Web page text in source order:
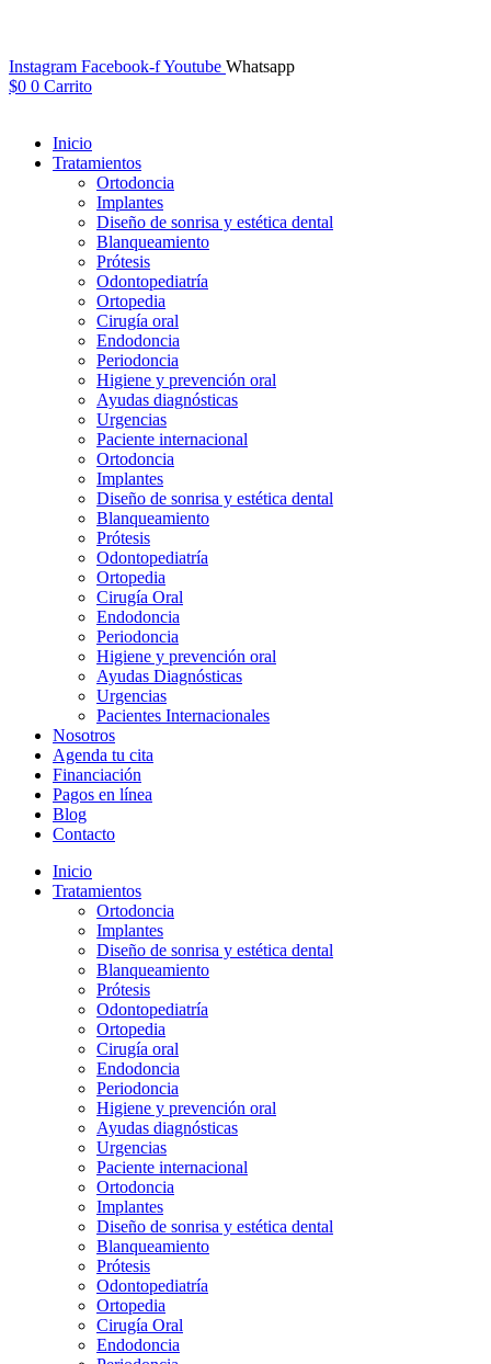
Instagram Facebook-fYoutube Whatsapp
$0 0 Carrito
Inicio
Tratamientos
Ortodoncia
Implantes
Diseño de sonrisa y estética dental
Blanqueamiento
Prótesis
Odontopediatría
Ortopedia
Cirugía oral
Endodoncia
Periodoncia
Higiene y prevención oral
Ayudas diagnósticas
Urgencias
Paciente internacional
Ortodoncia
Implantes
Diseño de sonrisa y estética dental
Blanqueamiento
Prótesis
Odontopediatría
Ortopedia
Cirugía Oral
Endodoncia
Periodoncia
Higiene y prevención oral
Ayudas Diagnósticas
Urgencias
Pacientes Internacionales
Nosotros
Agenda tu cita
Financiación
Pagos en línea
Blog
Contacto
Inicio
Tratamientos
Ortodoncia
Implantes
Diseño de sonrisa y estética dental
Blanqueamiento
Prótesis
Odontopediatría
Ortopedia
Cirugía oral
Endodoncia
Periodoncia
Higiene y prevención oral
Ayudas diagnósticas
Urgencias
Paciente internacional
Ortodoncia
Implantes
Diseño de sonrisa y estética dental
Blanqueamiento
Prótesis
Odontopediatría
Ortopedia
Cirugía Oral
Endodoncia